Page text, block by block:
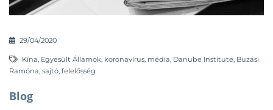
29/04/2020
Kína, Egyesült Államok, koronavírus, média, Danube Institute, Buzási
Ramóna, sajtó, felelősség
Blog